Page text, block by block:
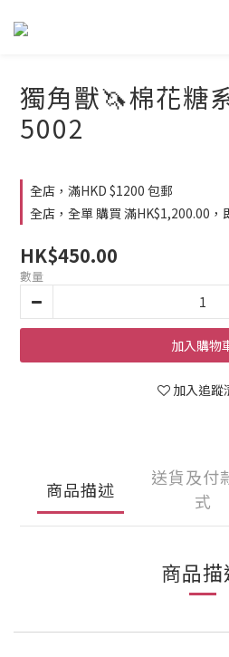
獨角獸🦄️棉花糖
5002
全店，滿HKD $1200 包郵
全店，全單 購買 滿HK$1,200.00，
HK$450.00
數量
加入購物
加入追蹤
商品描述
送貨及付
式
商品描